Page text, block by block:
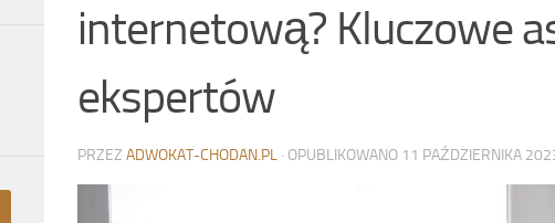
internetową? Kluczowe
ekspertów
PRZEZ ADWOKAT-CHODAN.PL · OPUBLIKOWANO 11 PAŹDZIERNIKA